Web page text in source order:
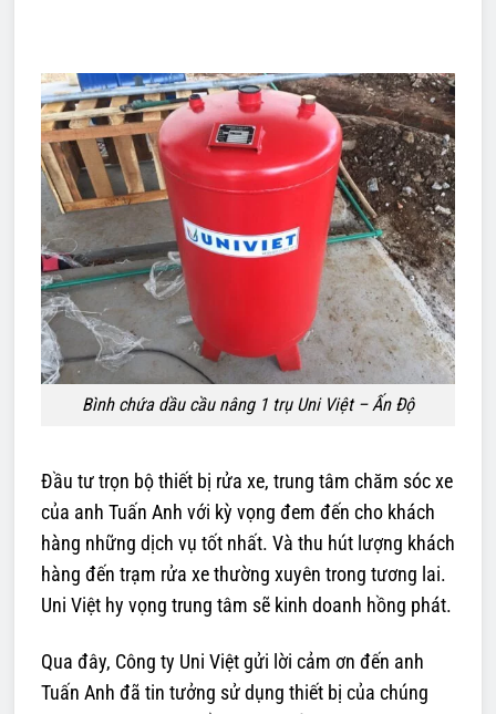
Bình chứa dầu cầu nâng 1 trụ Uni Việt – Ấn Độ
Đầu tư trọn bộ thiết bị rửa xe, trung tâm chăm sóc xe
của anh Tuấn Anh với kỳ vọng đem đến cho khách
hàng những dịch vụ tốt nhất. Và thu hút lượng khách
hàng đến trạm rửa xe thường xuyên trong tương lai.
Uni Việt hy vọng trung tâm sẽ kinh doanh hồng phát.
Qua đây, Công ty Uni Việt gửi lời cảm ơn đến anh
Tuấn Anh đã tin tưởng sử dụng thiết bị của chúng